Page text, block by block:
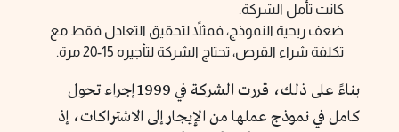
كانت تأمل الشركة.
ضعف ربحية النموذج، فمثلاً لتحقيق التعادل فقط مع
تكلفة شراء القرص، تحتاج الشركة لتأجيره 15-20 مرة.
بناءً على ذلك، قررت الشركة في 1999 إجراء تحول
كامل في نموذج عملها من الإيجار إلى الاشتراكات، إذ